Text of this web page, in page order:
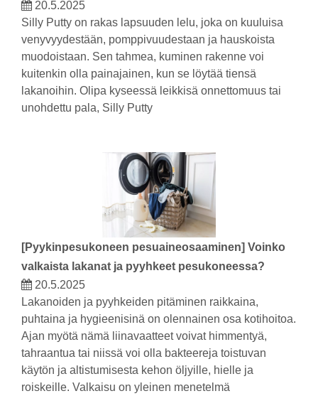
20.5.2025
Silly Putty on rakas lapsuuden lelu, joka on kuuluisa
venyvyydestään, pomppivuudestaan ​​ja hauskoista
muodoistaan. Sen tahmea, kuminen rakenne voi
kuitenkin olla painajainen, kun se löytää tiensä
lakanoihin. Olipa kyseessä leikkisä onnettomuus tai
unohdettu pala, Silly Putty
[Pyykinpesukoneen pesuaineosaaminen] Voinko
valkaista lakanat ja pyyhkeet pesukoneessa?
20.5.2025
Lakanoiden ja pyyhkeiden pitäminen raikkaina,
puhtaina ja hygieenisinä on olennainen osa kotihoitoa.
Ajan myötä nämä liinavaatteet voivat himmentyä,
tahraantua tai niissä voi olla bakteereja toistuvan
käytön ja altistumisesta kehon öljyille, hielle ja
roiskeille. Valkaisu on yleinen menetelmä